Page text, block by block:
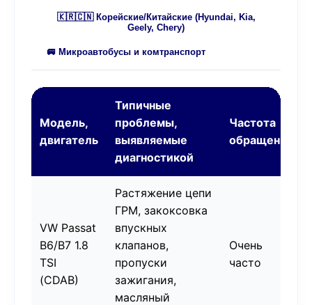
🇰🇷🇨🇳 Корейские/Китайские (Hyundai, Kia,
Geely, Chery)
🚐 Микроавтобусы и комтранспорт
Модель,
двигатель
Типичные
проблемы,
выявляемые
диагностикой
Частота
обращений
VW Passat
B6/B7 1.8
TSI
(CDAB)
Растяжение цепи
ГРМ, закоксовка
впускных
клапанов,
пропуски
зажигания,
масляный
Очень
часто